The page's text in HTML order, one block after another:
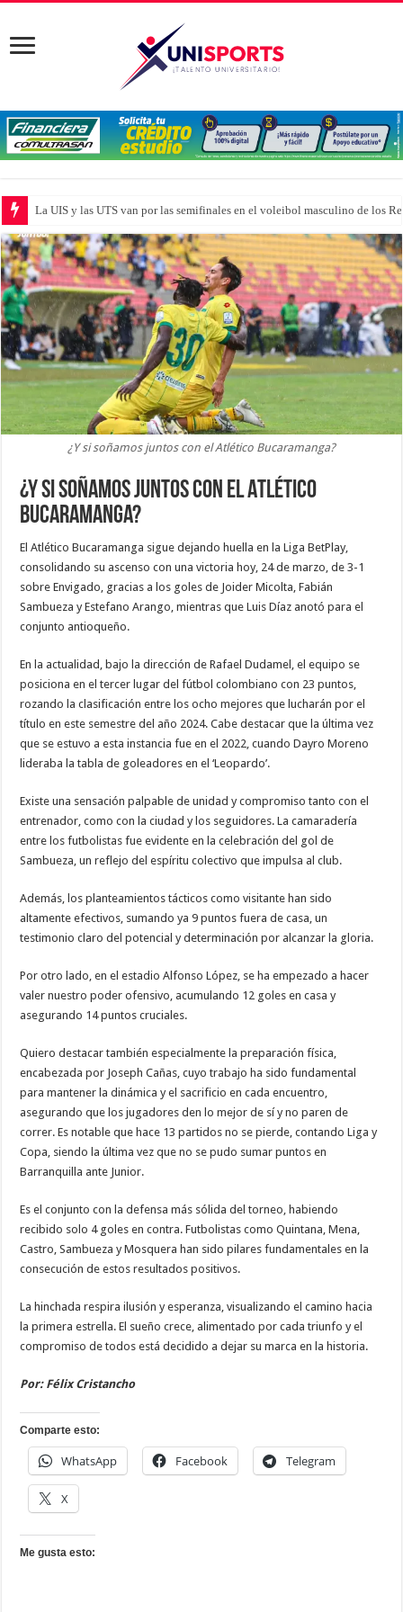
La UIS y las UTS van por las semifinales en el voleibol masculino de los
¿Y si soñamos juntos con el Atlético Bucaramanga?
¿Y si soñamos juntos con el Atlético
Bucaramanga?
El Atlético Bucaramanga sigue dejando huella en la Liga BetPlay,
consolidando su ascenso con una victoria hoy, 24 de marzo, de 3-1
sobre Envigado, gracias a los goles de Joider Micolta, Fabián
Sambueza y Estefano Arango, mientras que Luis Díaz anotó para el
conjunto antioqueño.
En la actualidad, bajo la dirección de Rafael Dudamel, el equipo se
posiciona en el tercer lugar del fútbol colombiano con 23 puntos,
rozando la clasificación entre los ocho mejores que lucharán por el
título en este semestre del año 2024. Cabe destacar que la última vez
que se estuvo a esta instancia fue en el 2022, cuando Dayro Moreno
lideraba la tabla de goleadores en el ‘Leopardo’.
Existe una sensación palpable de unidad y compromiso tanto con el
entrenador, como con la ciudad y los seguidores. La camaradería
entre los futbolistas fue evidente en la celebración del gol de
Sambueza, un reflejo del espíritu colectivo que impulsa al club.
Además, los planteamientos tácticos como visitante han sido
altamente efectivos, sumando ya 9 puntos fuera de casa, un
testimonio claro del potencial y determinación por alcanzar la gloria.
Por otro lado, en el estadio Alfonso López, se ha empezado a hacer
valer nuestro poder ofensivo, acumulando 12 goles en casa y
asegurando 14 puntos cruciales.
Quiero destacar también especialmente la preparación física,
encabezada por Joseph Cañas, cuyo trabajo ha sido fundamental
para mantener la dinámica y el sacrificio en cada encuentro,
asegurando que los jugadores den lo mejor de sí y no paren de
correr. Es notable que hace 13 partidos no se pierde, contando Liga y
Copa, siendo la última vez que no se pudo sumar puntos en
Barranquilla ante Junior.
Es el conjunto con la defensa más sólida del torneo, habiendo
recibido solo 4 goles en contra. Futbolistas como Quintana, Mena,
Castro, Sambueza y Mosquera han sido pilares fundamentales en la
consecución de estos resultados positivos.
La hinchada respira ilusión y esperanza, visualizando el camino hacia
la primera estrella. El sueño crece, alimentado por cada triunfo y el
compromiso de todos está decidido a dejar su marca en la historia.
Por: Félix Cristancho
Comparte esto:
WhatsApp Facebook Telegram
X
Me gusta esto: